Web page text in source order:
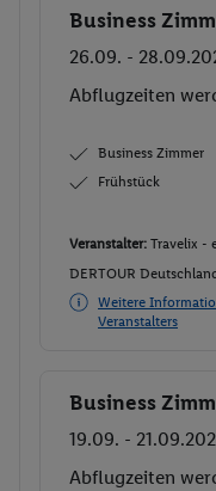
Buchen
Business
26.09. -
Abflugzeiten
Business Zimmer
Frühstück
Veranstalter: Travelix -
DERTOUR
Weitere
Veranstalters
Buchen
Business
19.09. -
Abflugzeiten